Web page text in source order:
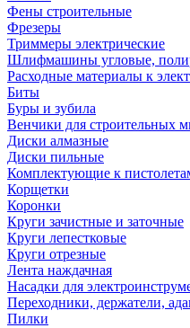
Фены строительные
Фрезеры
Триммеры электрические
Шлифмашины угловые,
Расходные материалы к
Биты
Буры и зубила
Венчики для строительных
Диски алмазные
Диски пильные
Комплектующие к
Корщетки
Коронки
Круги зачистные и заточные
Круги лепестковые
Круги отрезные
Лента наждачная
Насадки для
Переходники, держатели,
Пилки